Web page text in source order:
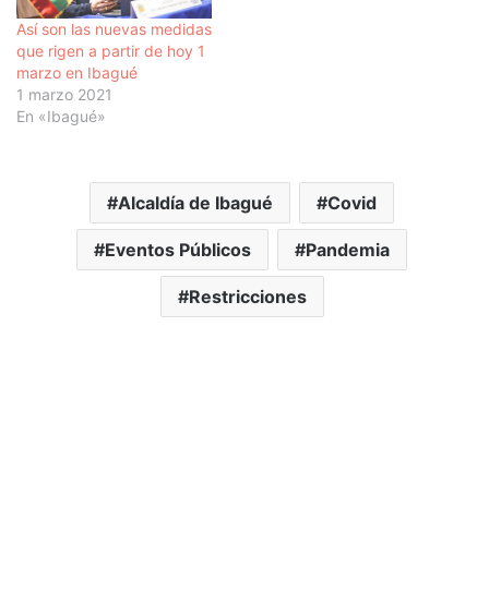
Así son las nuevas medidas
que rigen a partir de hoy 1
marzo en Ibagué
1 marzo 2021
En «Ibagué»
Alcaldía de Ibagué Covid
Eventos Públicos Pandemia
Restricciones